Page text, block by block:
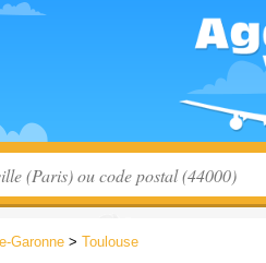
Garonne > Toulouse